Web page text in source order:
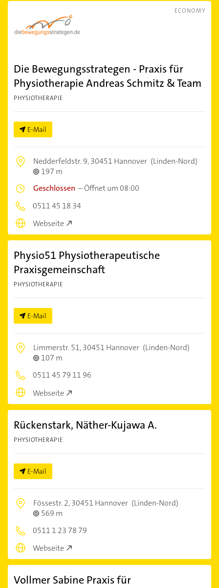
ECONOMY
Die Bewegungsstrategen - Praxis für
Physiotherapie Andreas Schmitz & Team
PHYSIOTHERAPIE
E-Mail
Nedderfeldstr. 9,30451 Hannover (Linden-Nord)
197 m
Geschlossen –Öffnet um 08:00
0511 45 18 34
Webseite
Physio51 Physiotherapeutische
Praxisgemeinschaft
PHYSIOTHERAPIE
E-Mail
Limmerstr. 51,30451 Hannover (Linden-Nord)
107 m
0511 45 79 11 96
Webseite
Rückenstark, Näther-Kujawa A.
PHYSIOTHERAPIE
E-Mail
Fössestr. 2,30451 Hannover (Linden-Nord)
569 m
0511 1 23 78 79
Webseite
Vollmer Sabine Praxis für